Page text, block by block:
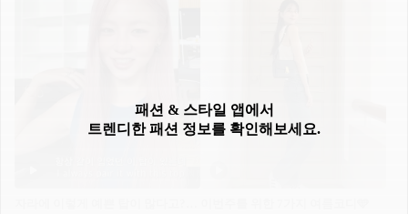
패션 & 스타일 앱에서
트렌디한 패션 정보를 확인해보세요.